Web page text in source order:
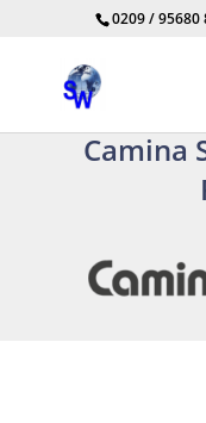
0209 / 95680
Camina